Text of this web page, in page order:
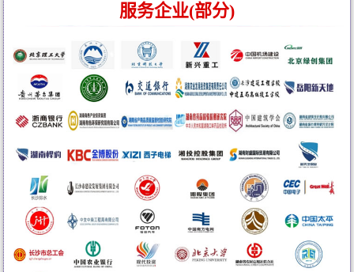
服务企业(部分)